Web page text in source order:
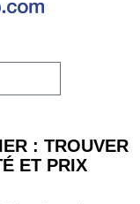
: TROUVER
ET PRIX